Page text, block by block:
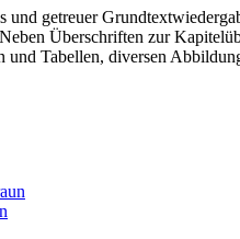
getreuer
Überschriften zur
Tabellen, diversen